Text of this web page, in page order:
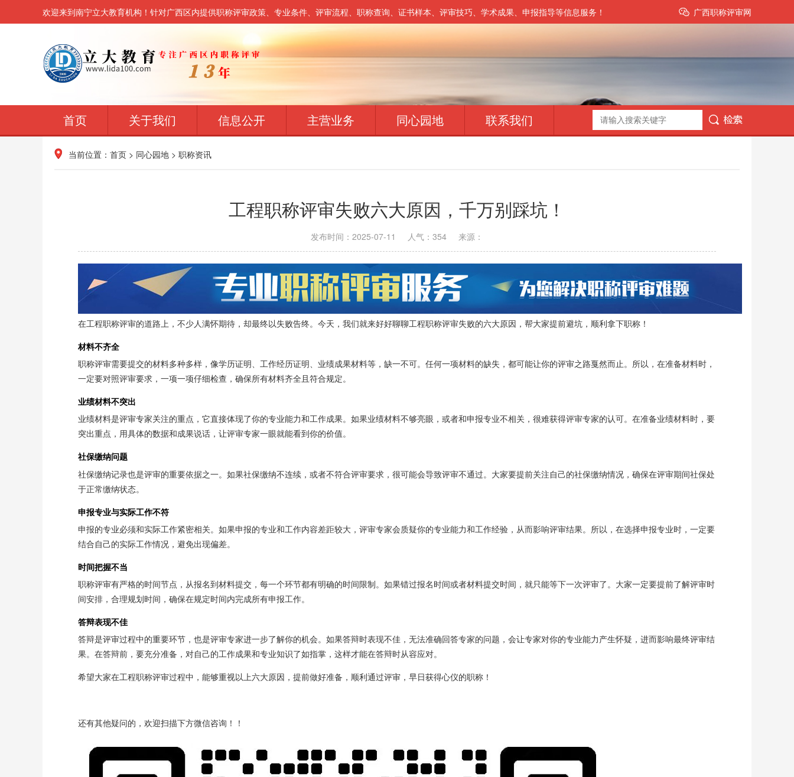
广西职称评审网
欢迎来到南宁立大教育机构！针对广西区内提供职称评审政策、专业条件、评审流程、职称查询、证书样本、评审技巧、学术成果、申报指导等信息服务！
首页 关于我们 信息公开 主营业务 同心园地 联系我们
当前位置： 首页 > 同心园地 > 职称资讯
工程职称评审失败六大原因，千万别踩坑！
发布时间：2025-07-11 人气： 354 来源：
在工程职称评审的道路上，不少人满怀期待，却最终以失败告终。今天，我们就来好好聊聊工程职称评审失败的六大原因，帮大家提前避坑，顺利拿下职称！
材料不齐全
职称评审需要提交的材料多种多样，像学历证明、工作经历证明、业绩成果材料等，缺一不可。任何一项材料的缺失，都可能让你的评审之路戛然而止。所以，在准备材料时，
一定要对照评审要求，一项一项仔细检查，确保所有材料齐全且符合规定。
业绩材料不突出
业绩材料是评审专家关注的重点，它直接体现了你的专业能力和工作成果。如果业绩材料不够亮眼，或者和申报专业不相关，很难获得评审专家的认可。在准备业绩材料时，要
突出重点，用具体的数据和成果说话，让评审专家一眼就能看到你的价值。
社保缴纳问题
社保缴纳记录也是评审的重要依据之一。如果社保缴纳不连续，或者不符合评审要求，很可能会导致评审不通过。大家要提前关注自己的社保缴纳情况，确保在评审期间社保处
于正常缴纳状态。
申报专业与实际工作不符
申报的专业必须和实际工作紧密相关。如果申报的专业和工作内容差距较大，评审专家会质疑你的专业能力和工作经验，从而影响评审结果。所以，在选择申报专业时，一定要
结合自己的实际工作情况，避免出现偏差。
时间把握不当
职称评审有严格的时间节点，从报名到材料提交，每一个环节都有明确的时间限制。如果错过报名时间或者材料提交时间，就只能等下一次评审了。大家一定要提前了解评审时
间安排，合理规划时间，确保在规定时间内完成所有申报工作。
答辩表现不佳
答辩是评审过程中的重要环节，也是评审专家进一步了解你的机会。如果答辩时表现不佳，无法准确回答专家的问题，会让专家对你的专业能力产生怀疑，进而影响最终评审结
果。在答辩前，要充分准备，对自己的工作成果和专业知识了如指掌，这样才能在答辩时从容应对。
希望大家在工程职称评审过程中，能够重视以上六大原因，提前做好准备，顺利通过评审，早日获得心仪的职称！
还有其他疑问的，欢迎扫描下方微信咨询！！